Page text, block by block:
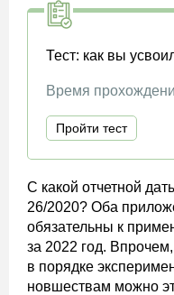
Тест: как вы
Время
Пройти тест
С какой отчетной
26/2020? Оба
обязательны к
за 2022 год.
в порядке
новшествам можно